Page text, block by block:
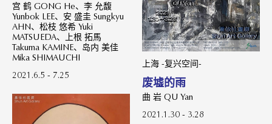
宫 鹤 GONG He、李 允馥
Yunbok LEE、安 盛圭 Sungkyu
AHN、松枝 悠希 Yuki
MATSUEDA、上根 拓馬
Takuma KAMINE、岛内 美佳
Mika SHIMAUCHI
2021.6.5 - 7.25
上海 -复兴空间-
废墟的雨
曲 岩 QU Yan
2021.1.30 - 3.28